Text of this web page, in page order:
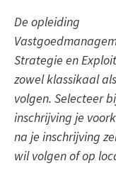
De opleiding
Strategie en
zowel klassikaal
volgen. Selecteer
inschrijving je
na je inschrijving
wil volgen of op